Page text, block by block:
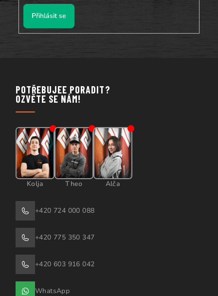
Přihlásit se
POTŘEBUJEE PORADIT?
OZVĚTE SE NÁM!
Kolja Theo Alča
+420 724 000 088
+420 775 350 347
+420 603 916 042
WhatsApp